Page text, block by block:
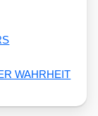
WAHRHEIT